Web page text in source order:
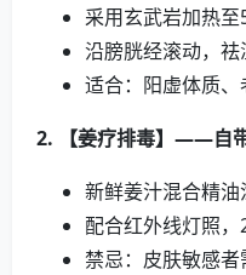
采用玄武岩加热
沿膀胱经滚动，
适合：阳虚体质
2. 【姜疗排毒】——自
新鲜姜汁混合精油
配合红外线灯照
禁忌：皮肤敏感